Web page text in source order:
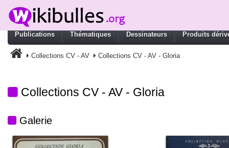
Publications Thématiques Dessinateurs Produits
Collections CV - AV Collections CV - AV - Gloria
Collections CV - AV - Gloria
Galerie